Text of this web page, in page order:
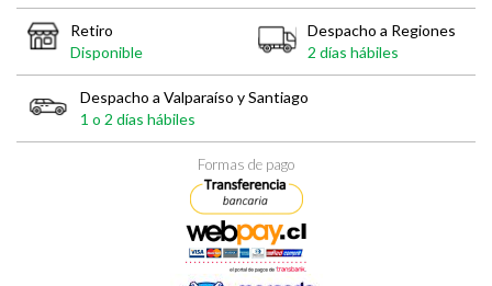
Retiro
Disponible
Despacho a Regiones
2 días hábiles
Despacho a Valparaíso y Santiago
1 o 2 días hábiles
Formas de pago